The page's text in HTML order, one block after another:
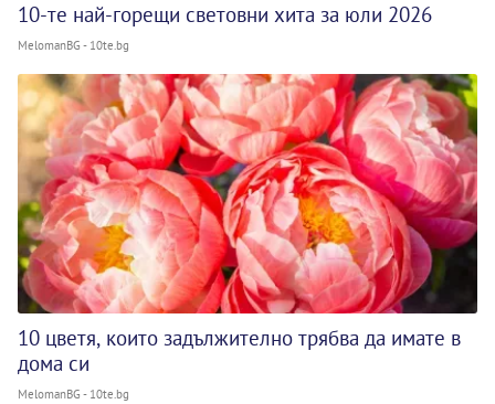
10-те най-горещи световни хита за юли 2026
MelomanBG - 10te.bg
10 цветя, които задължително трябва да имате в
дома си
MelomanBG - 10te.bg